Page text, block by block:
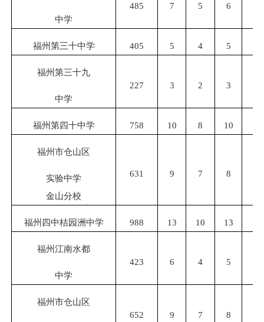
中学
485 7 5 6
福州第三十中学 405 5 4 5
福州第三十九
中学
227 3 2 3
福州第四十中学 758 10 8 10
福州市仓山区
实验中学
金山分校
631 9 7 8
福州四中桔园洲中学 988 13 10 13 10
福州江南水都
中学
423 6 4 5
福州市仓山区
652 9 7 8